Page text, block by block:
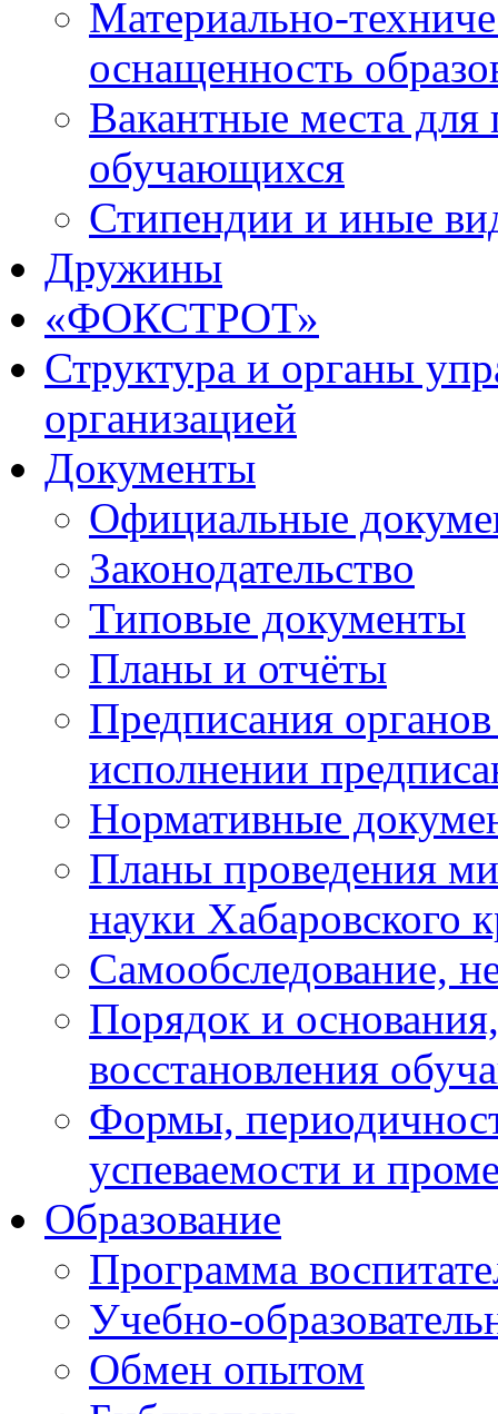
Материально-
оснащенность
Вакантные места для
обучающихся
Стипендии и иные
Дружины
«ФОКСТРОТ»
Структура и органы
организацией
Документы
Официальные
Законодательство
Типовые документы
Планы и отчёты
Предписания
исполнении
Нормативные
Планы проведения
науки Хабаровского
Самообследование,
Порядок и
восстановления
Формы,
успеваемости и
Образование
Программа
Учебно-
Обмен опытом